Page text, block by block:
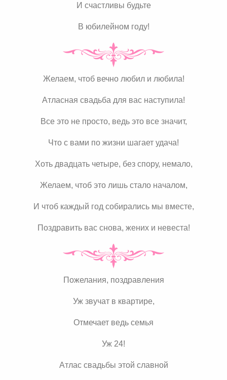
И счастливы будьте
В юбилейном году!
Желаем, чтоб вечно любил и любила!
Атласная свадьба для вас наступила!
Все это не просто, ведь это все значит,
Что с вами по жизни шагает удача!
Хоть двадцать четыре, без спору, немало,
Желаем, чтоб это лишь стало началом,
И чтоб каждый год собирались мы вместе,
Поздравить вас снова, жених и невеста!
Пожелания, поздравления
Уж звучат в квартире,
Отмечает ведь семья
Уж 24!
Атлас свадьбы этой славной